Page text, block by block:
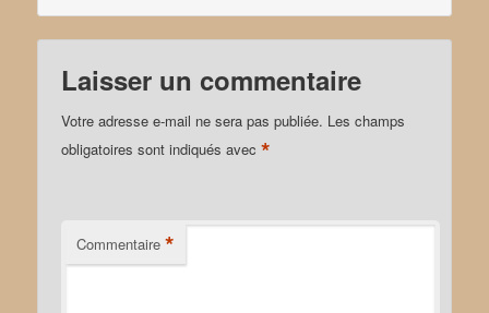
Laisser un commentaire
Votre adresse e-mail ne sera pas publiée. Les champs
obligatoires sont indiqués avec*
Commentaire *